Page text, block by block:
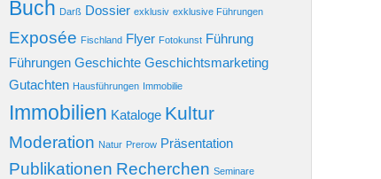
Buch Darß Dossier exklusiv exklusive Führungen
Exposée Fischland Flyer Fotokunst Führung
Führungen Geschichte Geschichtsmarketing
Gutachten Hausführungen Immobilie
Immobilien Kataloge Kultur
Moderation Natur Prerow Präsentation
Publikationen Recherchen Seminare